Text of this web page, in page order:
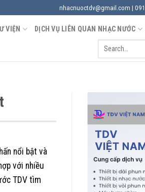
nhacnuoctdv@gmail.com |
VIỆN DỊCH VỤ LIÊN QUAN NHẠC NƯỚC
nổi bật và
với nhiều
TDV tìm